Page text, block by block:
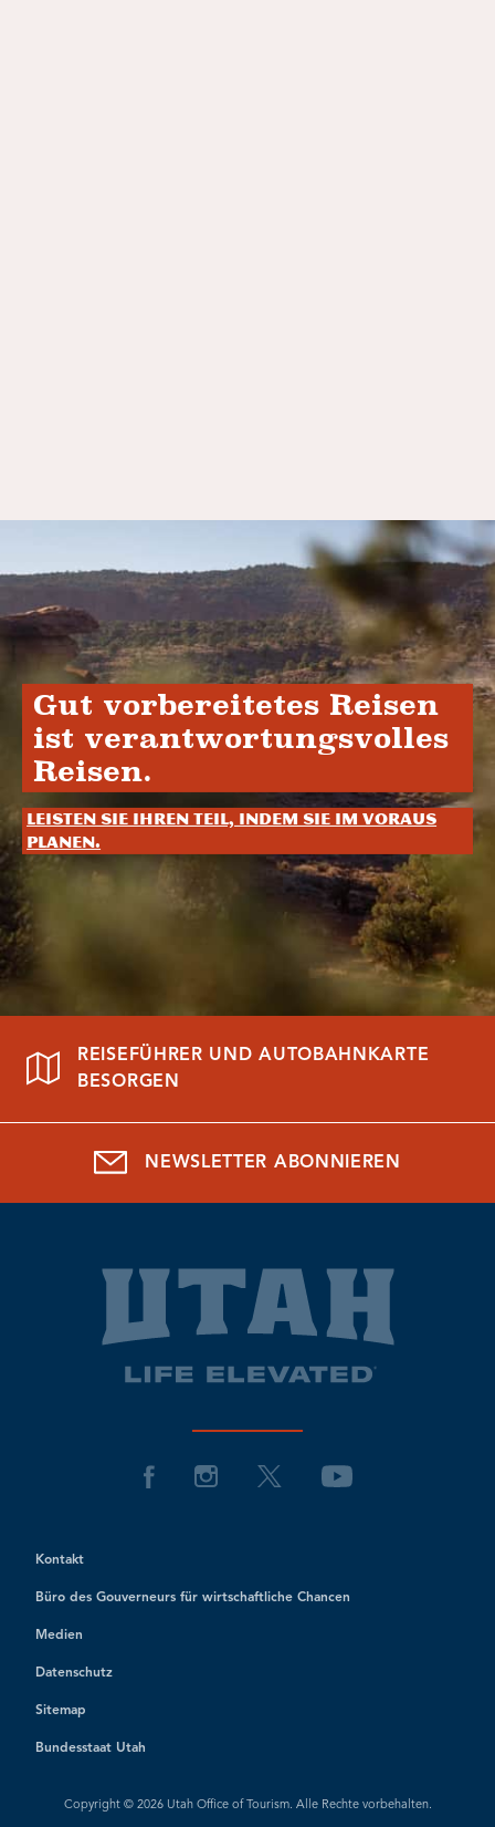
Gut vorbereitetes Reisen
ist verantwortungsvolles
Reisen.
Leisten Sie Ihren Teil, indem Sie im Voraus
planen.
REISEFÜHRER UND AUTOBAHNKARTE
BESORGEN
NEWSLETTER ABONNIEREN
Kontakt
Büro des Gouverneurs für wirtschaftliche Chancen
Medien
Datenschutz
Sitemap
Bundesstaat Utah
Copyright © 2026 Utah Office of Tourism. Alle Rechte vorbehalten.